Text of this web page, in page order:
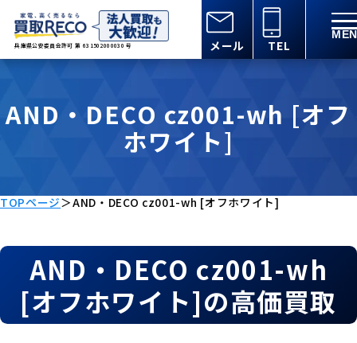
兵庫県公安委員会許可 第 631502000030 号 メール TEL
AND・DECO cz001-wh [オフ
ホワイト]
TOPページ＞AND・DECO cz001-wh [オフホワイト]
AND・DECO cz001-wh
[オフホワイト]の高価買取